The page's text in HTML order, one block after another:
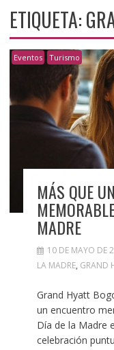
ETIQUETA:
Eventos Turismo
MÁS QUE
MADRE
10 DE MAYO DE
LA MADRE, GRAND
Grand Hyatt
un encuentro
Día de la Madre
celebración